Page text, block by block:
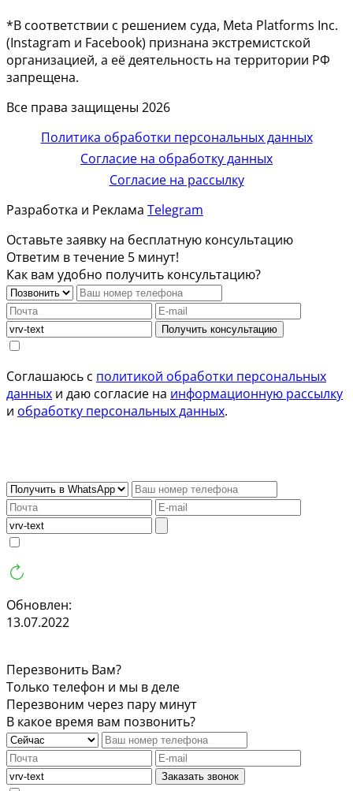
*В соответствии с решением суда, Meta Platforms Inc.
(Instagram и Facebook) признана экстремистской
организацией, а её деятельность на территории РФ
запрещена.
Все права защищены 2026
Политика обработки персональных данных
Согласие на обработку данных
Согласие на рассылку
Разработка и Реклама Telegram
Оставьте заявку на бесплатную консультацию
Ответим в течение 5 минут!
Как вам удобно получить консультацию?
Получить консультацию
Соглашаюсь с политикой обработки персональных
данных и даю согласие на информационную рассылку
и обработку персональных данных.
Обновлен:
13.07.2022
Перезвонить Вам?
Только телефон и мы в деле
Перезвоним через пару минут
В какое время вам позвонить?
Заказать звонок